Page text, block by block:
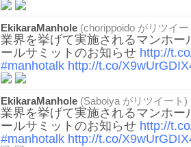
EkikaraManhole (chorippoido がリツイー
業界を挙げて実施されるマンホー
ールサミットのお知らせ http://
#manhotalk http://t.co/
EkikaraManhole (Saboiya がリツイート)
業界を挙げて実施されるマンホー
ールサミットのお知らせ http://
#manhotalk http://t.co/